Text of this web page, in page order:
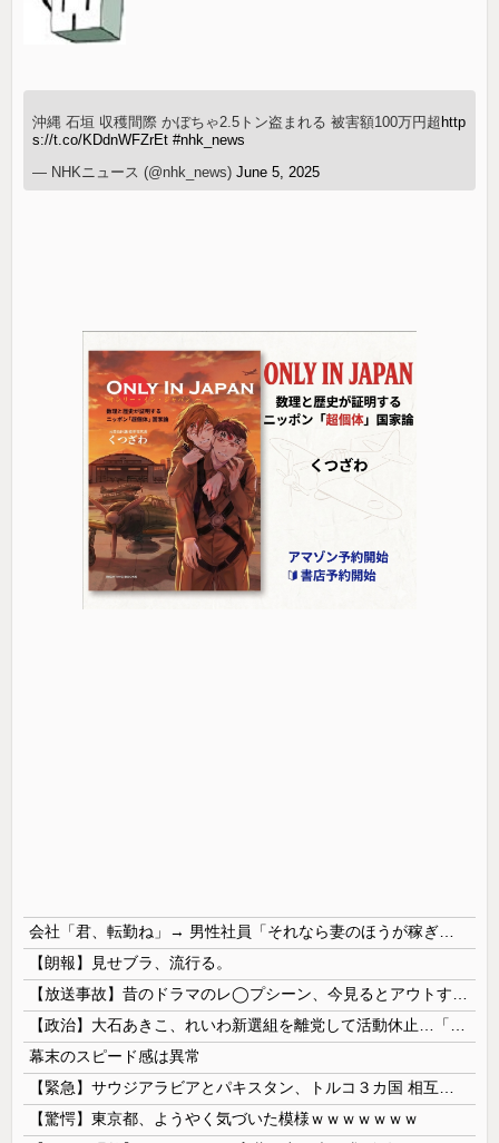
沖縄 石垣 収穫間際 かぼちゃ2.5トン盗まれる 被害額100万円超 http
s://t.co/KDdnWFZrEt #nhk_news
— NHKニュース (@nhk_news)June 5, 2025
【朗報】見せブラ、流行る。
幕末のスピード感は異常
【驚愕】東京都、ようやく気づいた模様ｗｗｗｗｗｗｗ